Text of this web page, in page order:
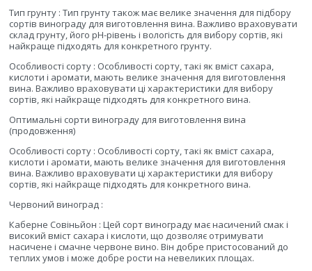
Тип грунту : Тип грунту також має велике значення для підбору
сортів винограду для виготовлення вина. Важливо враховувати
склад грунту, його pH-рівень і вологість для вибору сортів, які
найкраще підходять для конкретного грунту.
Особливості сорту : Особливості сорту, такі як вміст сахара,
кислоти і аромати, мають велике значення для виготовлення
вина. Важливо враховувати ці характеристики для вибору
сортів, які найкраще підходять для конкретного вина.
Оптимальні сорти винограду для виготовлення вина
(продовження)
Особливості сорту : Особливості сорту, такі як вміст сахара,
кислоти і аромати, мають велике значення для виготовлення
вина. Важливо враховувати ці характеристики для вибору
сортів, які найкраще підходять для конкретного вина.
Червоний виноград :
Каберне Совіньйон : Цей сорт винограду має насичений смак і
високий вміст сахара і кислоти, що дозволяє отримувати
насичене і смачне червоне вино. Він добре пристосований до
теплих умов і може добре рости на невеликих площах.